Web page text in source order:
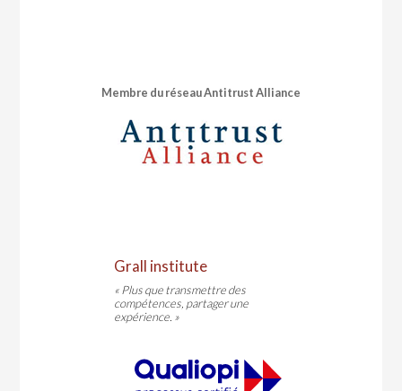
Membre du réseau Antitrust Alliance
Grall institute
« Plus que transmettre des
compétences, partager une
expérience. »